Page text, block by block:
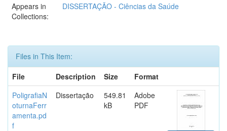
Appears in
Collections:
DISSERTAÇÃO - Ciências da Saúde
Files in This Item:
File
Description Size
Format
PoligrafiaN
oturnaFerr
amenta.pd
f
Dissertação
549.81
kB
Adobe
PDF